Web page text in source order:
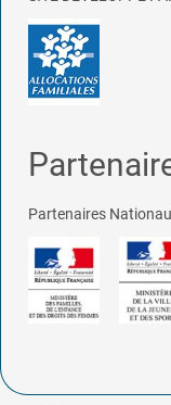
Partenaires